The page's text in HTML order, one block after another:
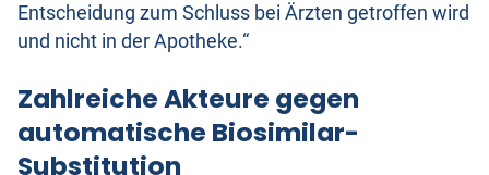
Entscheidung zum Schluss bei Ärzten getroffen wird
und nicht in der Apotheke.“
Zahlreiche Akteure gegen
automatische Biosimilar-
Substitution